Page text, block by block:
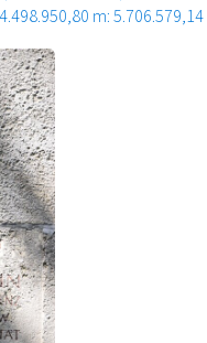
4.498.950,80 m: